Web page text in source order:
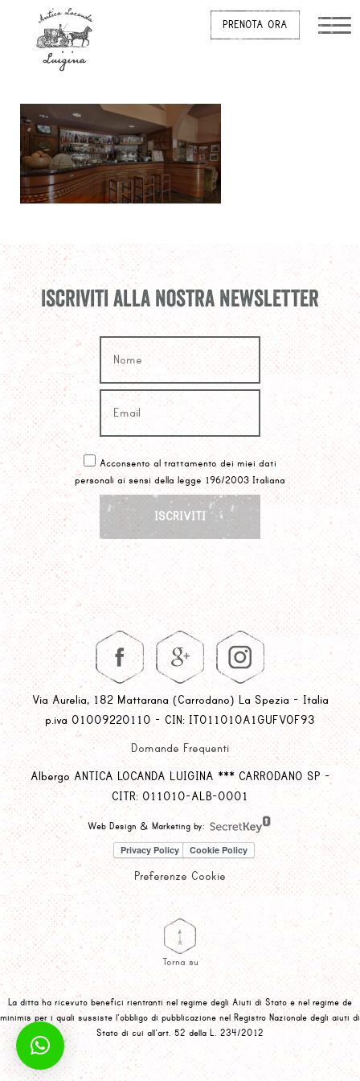
PRENOTA ORA
Iscriviti alla nostra newsletter
Acconsento al trattamento dei miei dati
personali ai sensi della legge 196/2003 Italiana
Via Aurelia, 182 Mattarana (Carrodano) La Spezia - Italia
p.iva 01009220110 - CIN: IT011010A1GUFVOF93
Domande Frequenti
Albergo ANTICA LOCANDA LUIGINA *** CARRODANO SP -
CITR: 011010-ALB-0001
Web Design & Marketing by:
Preferenze Cookie
Torna su
La ditta ha ricevuto benefici rientranti nel regime degli Aiuti di Stato e nel regime de
minimis per i quali sussiste l’obbligo di pubblicazione nel Registro Nazionale degli aiuti di
Stato di cui all’art. 52 della L. 234/2012